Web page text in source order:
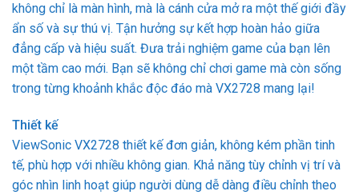
không chỉ là màn hình, mà là cánh cửa mở ra một thế giới đầy
ẩn số và sự thú vị. Tận hưởng sự kết hợp hoàn hảo giữa
đẳng cấp và hiệu suất. Đưa trải nghiệm game của bạn lên
một tầm cao mới. Bạn sẽ không chỉ chơi game mà còn sống
trong từng khoảnh khắc độc đáo mà VX2728 mang lại!
Thiết kế
ViewSonic VX2728 thiết kế đơn giản, không kém phần tinh
tế, phù hợp với nhiều không gian. Khả năng tùy chỉnh vị trí và
góc nhìn linh hoạt giúp người dùng dễ dàng điều chỉnh theo